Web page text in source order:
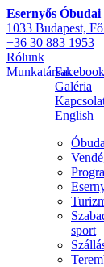
Esernyős
1033 Budapest,
+36 30 883 1953
Rólunk
MunkatársakFacebook
Galéria
English
sport